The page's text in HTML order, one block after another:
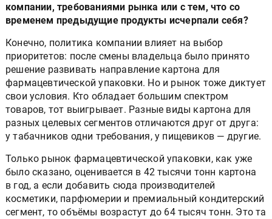
компании, требованиями рынка или с тем, что со
временем предыдущие продукты исчерпали себя?
Конечно, политика компании влияет на выбор
приоритетов: после смены владельца было принято
решение развивать направление картона для
фармацевтической упаковки. Но и рынок тоже диктует
свои условия. Кто обладает большим спектром
товаров, тот выигрывает. Разные виды картона для
разных целевых сегментов отличаются друг от друга:
у табачников одни требования, у пищевиков — другие.
Только рынок фармацевтической упаковки, как уже
было сказано, оценивается в 42 тысячи тонн картона
в год, а если добавить сюда производителей
косметики, парфюмерии и премиальный кондитерский
сегмент, то объёмы возрастут до 64 тысяч тонн. Это та